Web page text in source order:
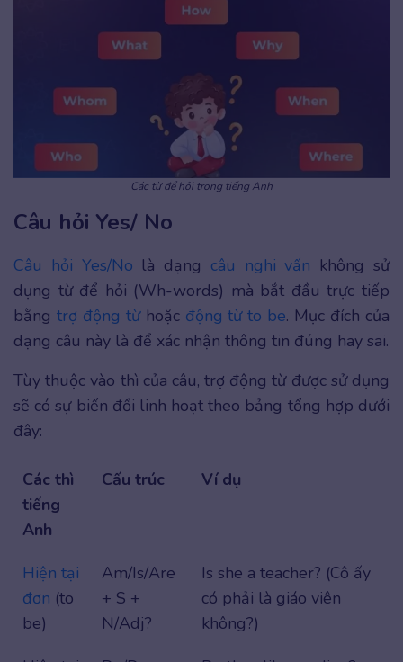
Các từ để hỏi trong tiếng Anh
Câu hỏi Yes/ No
Câu hỏi Yes/No là dạng câu nghi vấn không sử
dụng từ để hỏi (Wh-words) mà bắt đầu trực tiếp
bằng trợ động từhoặc động từ to be. Mục đích của
dạng câu này là để xác nhận thông tin đúng hay sai.
Tùy thuộc vào thì của câu, trợ động từ được sử dụng
sẽ có sự biến đổi linh hoạt theo bảng tổng hợp dưới
đây:
Các thì
tiếng
Anh
Cấu trúc Ví dụ
Hiện tại
đơn (to
be)
Am/Is/Are
+ S +
N/Adj?
Is she a teacher? (Cô ấy
có phải là giáo viên
không?)